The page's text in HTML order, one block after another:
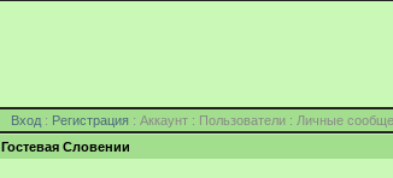
Вход : Регистрация : Аккаунт : Пользователи : Личные
Гостевая Словении